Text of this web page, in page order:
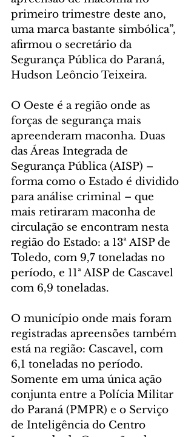
primeiro trimestre deste ano,
uma marca bastante simbólica”,
afirmou o secretário da
Segurança Pública do Paraná,
Hudson Leôncio Teixeira.
O Oeste é a região onde as
forças de segurança mais
apreenderam maconha. Duas
das Áreas Integrada de
Segurança Pública (AISP) –
forma como o Estado é dividido
para análise criminal – que
mais retiraram maconha de
circulação se encontram nesta
região do Estado: a 13ª AISP de
Toledo, com 9,7 toneladas no
período, e 11ª AISP de Cascavel
com 6,9 toneladas.
O município onde mais foram
registradas apreensões também
está na região: Cascavel, com
6,1 toneladas no período.
Somente em uma única ação
conjunta entre a Polícia Militar
do Paraná (PMPR) e o Serviço
de Inteligência do Centro